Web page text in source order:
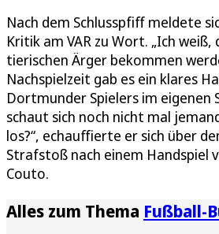
Nach dem Schlusspfiff meldete
Kritik am VAR zu Wort. „Ich weiß,
tierischen Ärger bekommen
Nachspielzeit gab es ein klares
Dortmunder Spielers im eigenen
schaut sich noch nicht mal
los?“, echauffierte er sich über
Strafstoß nach einem Handspiel
Couto.
Alles zum Thema Fußball-